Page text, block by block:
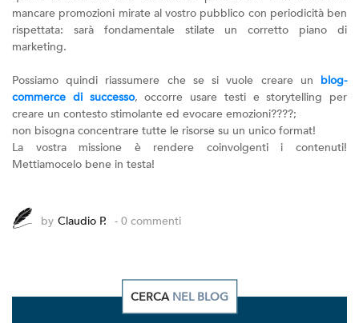
mancare promozioni mirate al vostro pubblico con periodicità ben
rispettata: sarà fondamentale stilate un corretto piano di
marketing.
Possiamo quindi riassumere che se si vuole creare un blog-
commerce di successo, occorre usare testi e storytelling per
creare un contesto stimolante ed evocare emozioni????;
non bisogna concentrare tutte le risorse su un unico format!
La vostra missione è rendere coinvolgenti i contenuti!
Mettiamocelo bene in testa!
by Claudio P. - 0 commenti
CERCA NEL BLOG